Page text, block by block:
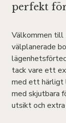
perfekt
Välkommen till
välplanerade
tack vare ett
med ett härligt
med skjutbara
utsikt och